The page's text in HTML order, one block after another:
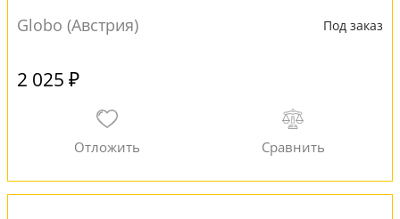
Globo (Австрия) Под заказ
2 025 ₽